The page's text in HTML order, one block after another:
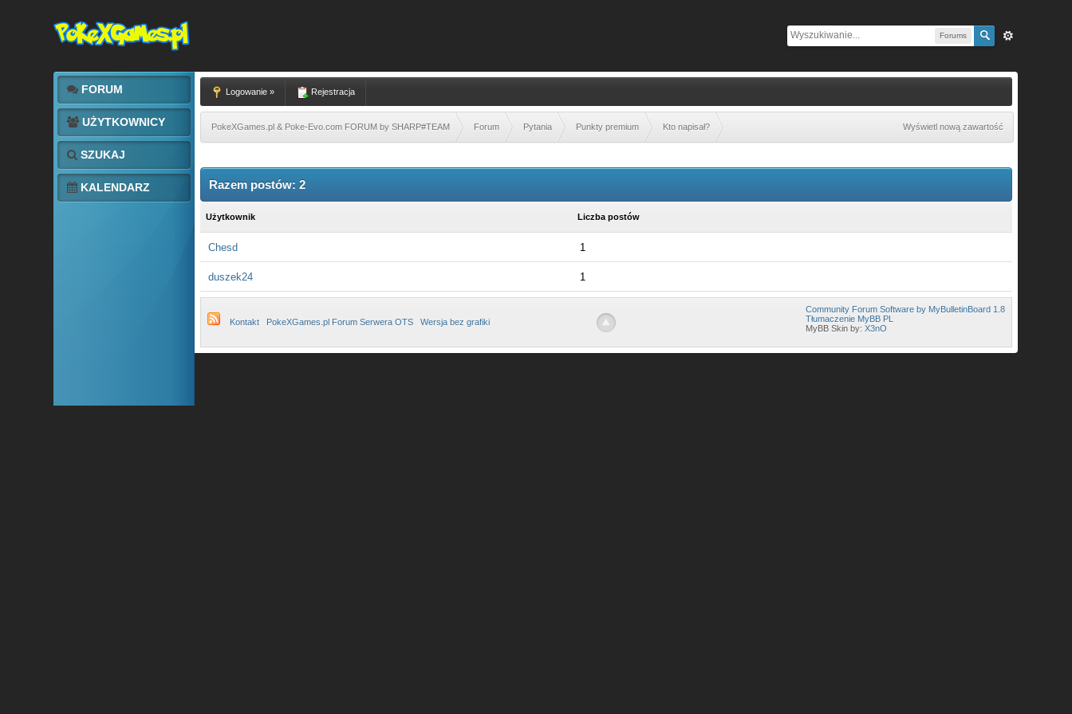
Forums
FORUM
UŻYTKOWNICY
SZUKAJ
KALENDARZ
Logowanie » Rejestracja
PokeXGames.pl & Poke-Evo.com FORUM by SHARP#TEAM Forum Pytania Punkty premium Kto napisał? Wyświetl nową zawartość
Razem postów: 2
Użytkownik Liczba postów
Chesd 1
duszek24 1
Kontakt PokeXGames.pl Forum Serwera OTS Wersja bez grafiki
Community Forum Software by MyBulletinBoard 1.8
Tłumaczenie MyBB PL
MyBB Skin by:X3nO